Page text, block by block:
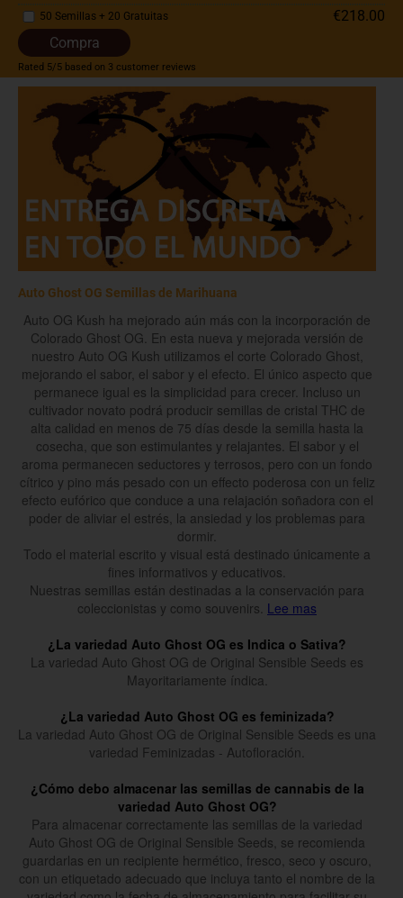
50 Semillas + 20 Gratuitas
€218.00
Compra
Rated 5/5 based on 3 customer reviews
Auto Ghost OG Semillas de Marihuana
Auto OG Kush ha mejorado aún más con la incorporación de
Colorado Ghost OG. En esta nueva y mejorada versión de
nuestro Auto OG Kush utilizamos el corte Colorado Ghost,
mejorando el sabor, el sabor y el efecto. El único aspecto que
permanece igual es la simplicidad para crecer. Incluso un
cultivador novato podrá producir semillas de cristal THC de
alta calidad en menos de 75 días desde la semilla hasta la
cosecha, que son estimulantes y relajantes. El sabor y el
aroma permanecen seductores y terrosos, pero con un fondo
cítrico y pino más pesado con un effecto poderosa con un feliz
efecto eufórico que conduce a una relajación soñadora con el
poder de aliviar el estrés, la ansiedad y los problemas para
dormir.
Todo el material escrito y visual está destinado únicamente a
fines informativos y educativos.
Nuestras semillas están destinadas a la conservación para
coleccionistas y como souvenirs. Lee mas
¿La variedad Auto Ghost OG es Indica o Sativa?
La variedad Auto Ghost OG de Original Sensible Seeds es
Mayoritariamente índica.
¿La variedad Auto Ghost OG es feminizada?
La variedad Auto Ghost OG de Original Sensible Seeds es una
variedad Feminizadas - Autofloración.
¿Cómo debo almacenar las semillas de cannabis de la
variedad Auto Ghost OG?
Para almacenar correctamente las semillas de la variedad
Auto Ghost OG de Original Sensible Seeds, se recomienda
guardarlas en un recipiente hermético, fresco, seco y oscuro,
con un etiquetado adecuado que incluya tanto el nombre de la